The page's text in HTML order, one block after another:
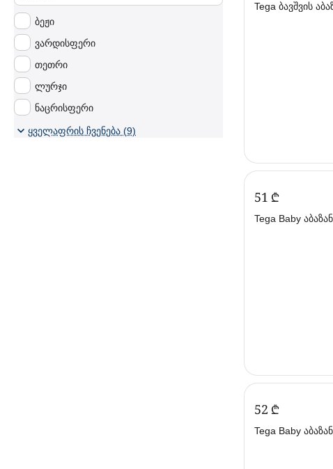
Tega ბავშვის
‍51‍ ₾
Tega Baby აბაზანა 102 სმ
‍52‍ ₾
Tega Baby აბაზანა
ბეჟი
ვარდისფერი
თეთრი
ლურჯი
ნაცრისფერი
ყვითელი
ყველაფრის ჩვენება (9)